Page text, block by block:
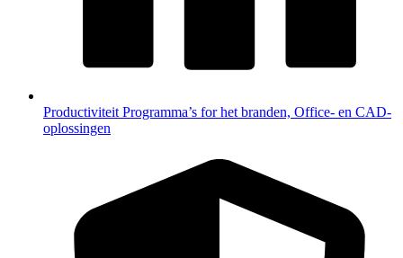
Productiviteit Programma’s for het branden, Office- en CAD-
oplossingen